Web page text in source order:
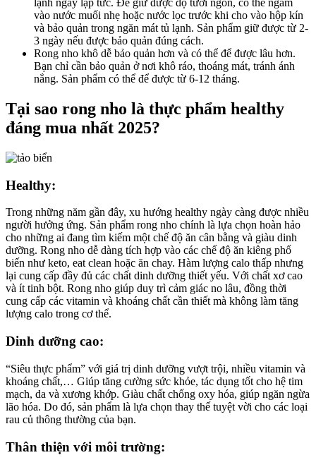
lạnh ngay lập tức. Để giữ được độ tươi ngon, có thể ngâm
vào nước muối nhẹ hoặc nước lọc trước khi cho vào hộp kín
và bảo quản trong ngăn mát tủ lạnh. Sản phẩm giữ được từ 2-
3 ngày nếu được bảo quản đúng cách.
Rong nho khô dễ bảo quản hơn và có thể để được lâu hơn.
Bạn chỉ cần bảo quản ở nơi khô ráo, thoáng mát, tránh ánh
nắng. Sản phẩm có thể để được từ 6-12 tháng.
Tại sao rong nho là thực phẩm healthy
đáng mua nhất 2025?
Healthy:
Trong những năm gần đây, xu hướng healthy ngày càng được nhiều
người hưởng ứng. Sản phẩm rong nho chính là lựa chọn hoàn hảo
cho những ai đang tìm kiếm một chế độ ăn cân bằng và giàu dinh
dưỡng. Rong nho dễ dàng tích hợp vào các chế độ ăn kiêng phổ
biến như keto, eat clean hoặc ăn chay. Hàm lượng calo thấp nhưng
lại cung cấp đầy đủ các chất dinh dưỡng thiết yếu. Với chất xơ cao
và ít tinh bột. Rong nho giúp duy trì cảm giác no lâu, đồng thời
cung cấp các vitamin và khoáng chất cần thiết mà không làm tăng
lượng calo trong cơ thể.
Dinh dưỡng cao:
“Siêu thực phẩm” với giá trị dinh dưỡng vượt trội, nhiều vitamin và
khoáng chất,… Giúp tăng cường sức khỏe, tác dụng tốt cho hệ tim
mạch, da và xương khớp. Giàu chất chống oxy hóa, giúp ngăn ngừa
lão hóa. Do đó, sản phẩm là lựa chọn thay thế tuyệt vời cho các loại
rau củ thông thường của bạn.
Thân thiện với môi trường: